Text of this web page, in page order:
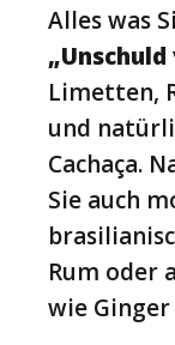
Alles was
Limetten,
und
Cachaça.
Sie auch
Rum oder
wie